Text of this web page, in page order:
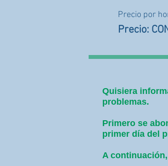
Precio por
Precio:
Quisiera
problemas.
Primero se
primer día del
A